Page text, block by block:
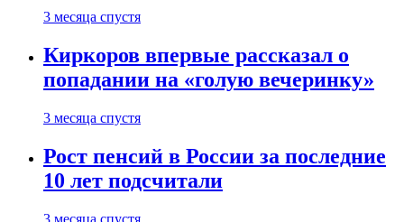
3 месяца спустя
Киркоров впервые рассказал о
попадании на «голую вечеринку»
3 месяца спустя
Рост пенсий в России за последние
10 лет подсчитали
3 месяца спустя